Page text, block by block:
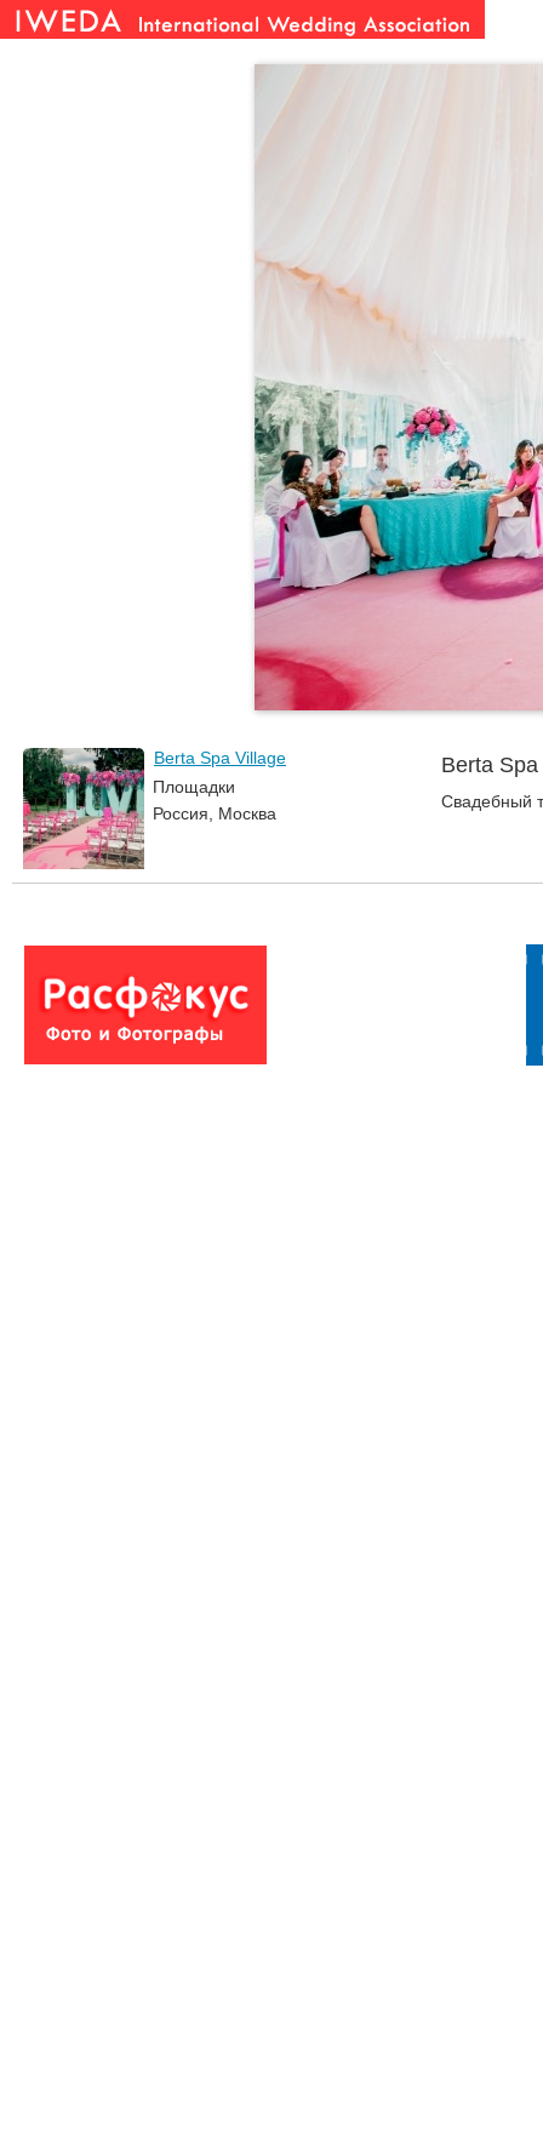
Berta Spa Village
Площадки
Россия, Москва
Berta
Свадебный